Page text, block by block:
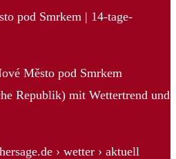
pod Smrkem | 14-tage-
Město pod Smrkem
Republik) mit Wettertrend und
› wetter › aktuell